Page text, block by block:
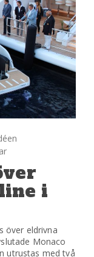
i
över eldrivna
Monaco
utrustas med två